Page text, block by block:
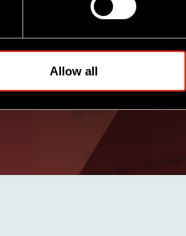
Allow all